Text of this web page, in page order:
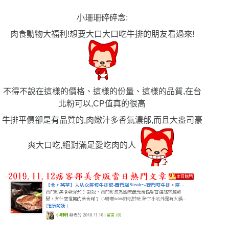
小珊珊碎碎念:
肉食動物大福利!想要大口大口吃牛排的朋友看過來!
不得不說在這樣的價格、這樣的份量、這樣的品質,在台
北粉可以,CP值真的很高
牛排平價卻是有品質的,肉嫩汁多香氣濃郁,而且大盎司豪
爽大口吃,絕對滿足愛吃肉的人